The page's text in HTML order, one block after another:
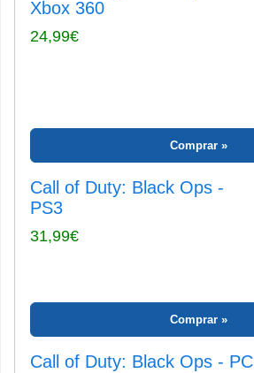
Xbox 360
24,99€
Comprar
Call of Duty: Black Ops -
PS3
31,99€
Comprar
Call of Duty: Black Ops - PC